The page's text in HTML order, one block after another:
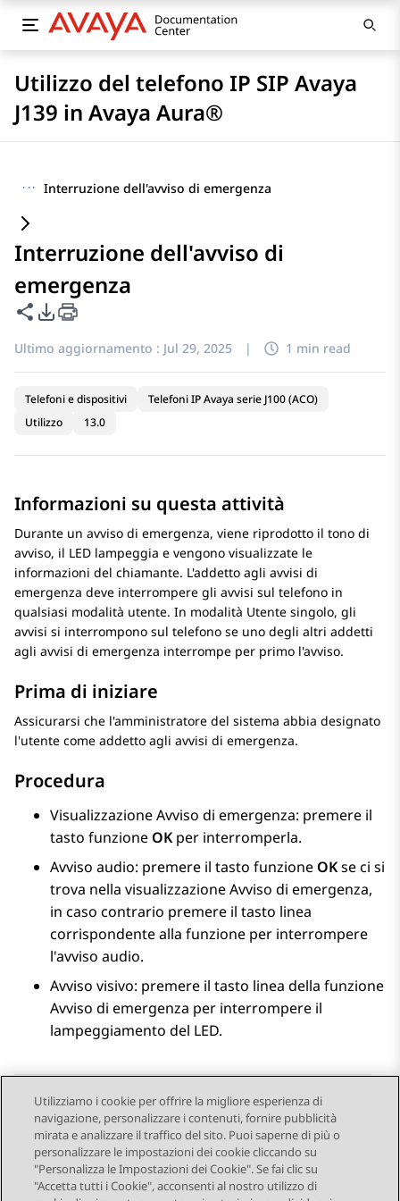
Utilizzo del telefono IP SIP Avaya
J139 in Avaya Aura®
··· Interruzione dell'avviso di emergenza
Interruzione dell'avviso di
emergenza
Condividi questa pagina
Opzioni di esportazione PDF
Ultimo aggiornamento : Jul 29, 2025 | 1 min read
Telefoni e dispositivi
Telefoni IP Avaya serie J100 (ACO)
Utilizzo
13.0
Informazioni su questa attività
Durante un avviso di emergenza, viene riprodotto il tono di
avviso, il LED lampeggia e vengono visualizzate le
informazioni del chiamante. L'addetto agli avvisi di
emergenza deve interrompere gli avvisi sul telefono in
qualsiasi modalità utente. In modalità Utente singolo, gli
avvisi si interrompono sul telefono se uno degli altri addetti
agli avvisi di emergenza interrompe per primo l'avviso.
Prima di iniziare
Assicurarsi che l'amministratore del sistema abbia designato
l'utente come addetto agli avvisi di emergenza.
Procedura
Visualizzazione Avviso di emergenza: premere il
tasto funzione OKper interromperla.
Avviso audio: premere il tasto funzione OKse ci si
trova nella visualizzazione Avviso di emergenza,
in caso contrario premere il tasto linea
corrispondente alla funzione per interrompere
l'avviso audio.
Avviso visivo: premere il tasto linea della funzione
Avviso di emergenza per interrompere il
lampeggiamento del LED.
Send Feedback
Utilizziamo i cookie per offrire la migliore esperienza di
navigazione, personalizzare i contenuti, fornire pubblicità
mirata e analizzare il traffico del sito. Puoi saperne di più o
personalizzare le impostazioni dei cookie cliccando su
"Personalizza le Impostazioni dei Cookie". Se fai clic su
"Accetta tutti i Cookie", acconsenti al nostro utilizzo di